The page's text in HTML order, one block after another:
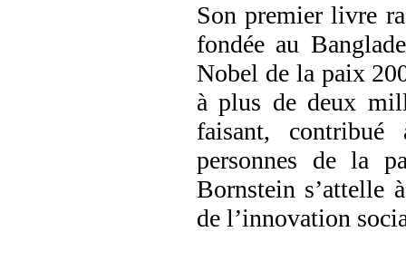
Son premier livre
fondée au
Nobel de la paix
à plus de deux
faisant,
personnes de la
Bornstein s’attelle
de l’innovation